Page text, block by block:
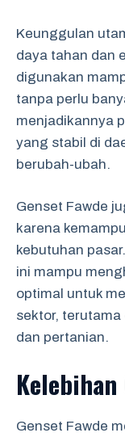
Keunggulan
daya tahan dan
digunakan
tanpa perlu
menjadikannya
yang stabil di
berubah-ubah.
Genset Fawde
karena
kebutuhan
ini mampu
optimal untuk
sektor, terutama
dan pertanian.
Kelebihan
Genset Fawde